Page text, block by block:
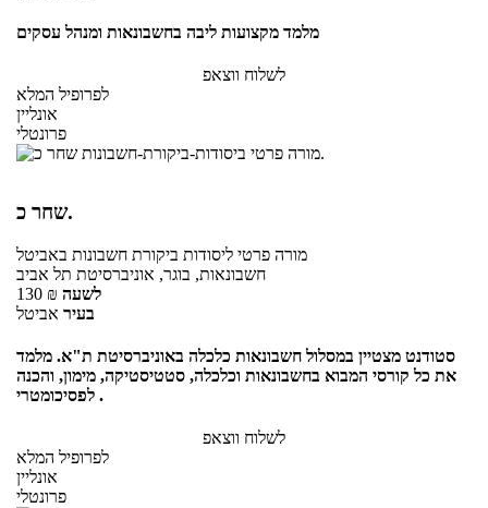
מלמד מקצועות ליבה בחשבונאות ומנהל עסקים
לשלוח ווצאפ
לפרופיל המלא
אונליין
פרונטלי
שחר כ.
מורה פרטי ליסודות ביקורת חשבונות באביטל
חשבונאות, בוגר, אוניברסיטת תל אביב
130 ₪ לשעה
בעיר אביטל
סטודנט מצטיין במסלול חשבונאות כלכלה באוניברסיטת ת"א. מלמד
את כל קורסי המבוא בחשבונאות וכלכלה, סטטיסטיקה, מימון, והכנה
לפסיכומטרי .
לשלוח ווצאפ
לפרופיל המלא
אונליין
פרונטלי